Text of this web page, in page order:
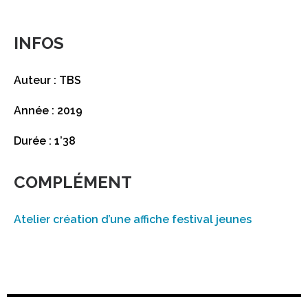
INFOS
Auteur : TBS
Année : 2019
Durée : 1’38
COMPLÉMENT
Atelier création d’une affiche festival jeunes